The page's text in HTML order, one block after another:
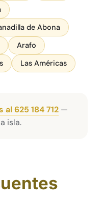
de Abona
Arafo
Las Américas
al 625 184 712 —
isla.